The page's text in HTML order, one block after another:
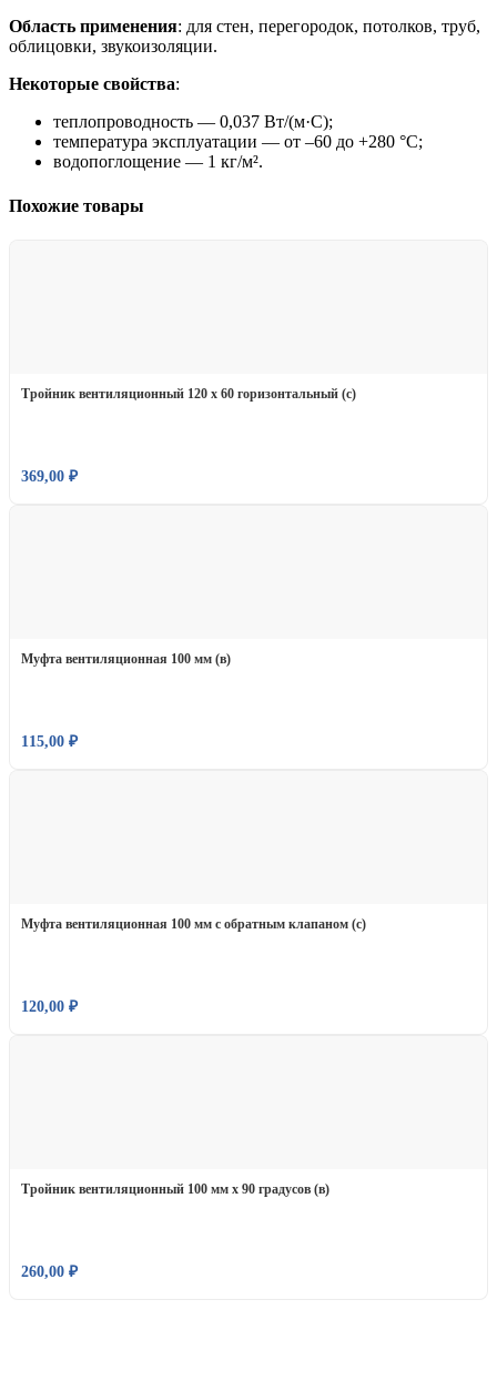
Область применения: для стен, перегородок, потолков, труб,
облицовки, звукоизоляции.
Некоторые свойства:
теплопроводность — 0,037 Вт/(м·С);
температура эксплуатации — от –60 до +280 °С;
водопоглощение — 1 кг/м².
Похожие товары
Тройник вентиляционный 120 х 60 горизонтальный (с)
369,00 ₽
Муфта вентиляционная 100 мм (в)
115,00 ₽
Муфта вентиляционная 100 мм с обратным клапаном (с)
120,00 ₽
Тройник вентиляционный 100 мм х 90 градусов (в)
260,00 ₽